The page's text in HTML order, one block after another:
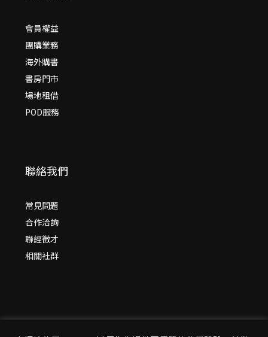
會員權益
團購業務
海外購書
書房門市
場地租借
POD服務
聯絡我們
常見問題
合作洽詢
聯經徵才
相關社群